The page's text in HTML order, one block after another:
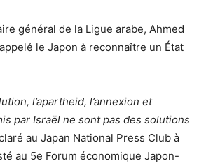
général de la Ligue arabe, Ahmed
le Japon à reconnaître un État
l’apartheid, l’annexion et
par Israël ne sont pas des solutions
au Japan National Press Club à
au 5e Forum économique Japon-